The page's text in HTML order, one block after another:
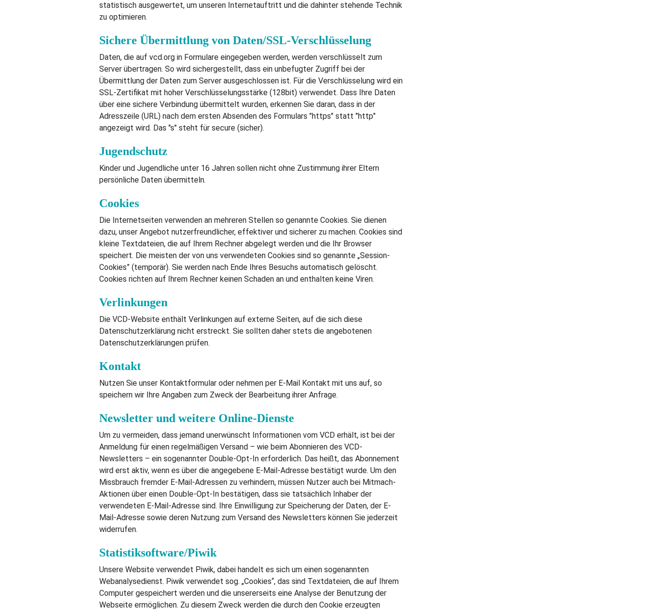
statistisch ausgewertet, um unseren Internetauftritt und die dahinter stehende Technik
zu optimieren.
Sichere Übermittlung von Daten/SSL-Verschlüsselung
Daten, die auf vcd.org in Formulare eingegeben werden, werden verschlüsselt zum
Server übertragen. So wird sichergestellt, dass ein unbefugter Zugriff bei der
Übermittlung der Daten zum Server ausgeschlossen ist. Für die Verschlüsselung wird ein
SSL-Zertifikat mit hoher Verschlüsselungsstärke (128bit) verwendet. Dass Ihre Daten
über eine sichere Verbindung übermittelt wurden, erkennen Sie daran, dass in der
Adresszeile (URL) nach dem ersten Absenden des Formulars "https" statt "http"
angezeigt wird. Das "s" steht für secure (sicher).
Jugendschutz
Kinder und Jugendliche unter 16 Jahren sollen nicht ohne Zustimmung ihrer Eltern
persönliche Daten übermitteln.
Cookies
Die Internetseiten verwenden an mehreren Stellen so genannte Cookies. Sie dienen
dazu, unser Angebot nutzerfreundlicher, effektiver und sicherer zu machen. Cookies sind
kleine Textdateien, die auf Ihrem Rechner abgelegt werden und die Ihr Browser
speichert. Die meisten der von uns verwendeten Cookies sind so genannte „Session-
Cookies” (temporär). Sie werden nach Ende Ihres Besuchs automatisch gelöscht.
Cookies richten auf Ihrem Rechner keinen Schaden an und enthalten keine Viren.
Verlinkungen
Die VCD-Website enthält Verlinkungen auf externe Seiten, auf die sich diese
Datenschutzerklärung nicht erstreckt. Sie sollten daher stets die angebotenen
Datenschutzerklärungen prüfen.
Kontakt
Nutzen Sie unser Kontaktformular oder nehmen per E-Mail Kontakt mit uns auf, so
speichern wir Ihre Angaben zum Zweck der Bearbeitung ihrer Anfrage.
Newsletter und weitere Online-Dienste
Um zu vermeiden, dass jemand unerwünscht Informationen vom VCD erhält, ist bei der
Anmeldung für einen regelmäßigen Versand – wie beim Abonnieren des VCD-
Newsletters – ein sogenannter Double-Opt-In erforderlich. Das heißt, das Abonnement
wird erst aktiv, wenn es über die angegebene E-Mail-Adresse bestätigt wurde. Um den
Missbrauch fremder E-Mail-Adressen zu verhindern, müssen Nutzer auch bei Mitmach-
Aktionen über einen Double-Opt-In bestätigen, dass sie tatsächlich Inhaber der
verwendeten E-Mail-Adresse sind. Ihre Einwilligung zur Speicherung der Daten, der E-
Mail-Adresse sowie deren Nutzung zum Versand des Newsletters können Sie jederzeit
widerrufen.
Statistiksoftware/Piwik
Unsere Website verwendet Piwik, dabei handelt es sich um einen sogenannten
Webanalysedienst. Piwik verwendet sog. „Cookies“, das sind Textdateien, die auf Ihrem
Computer gespeichert werden und die unsererseits eine Analyse der Benutzung der
Webseite ermöglichen. Zu diesem Zweck werden die durch den Cookie erzeugten